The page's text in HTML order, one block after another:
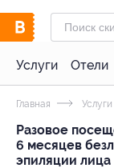
Услуги Отели
Главная Услуги
Разовое
6 месяцев
эпиляции